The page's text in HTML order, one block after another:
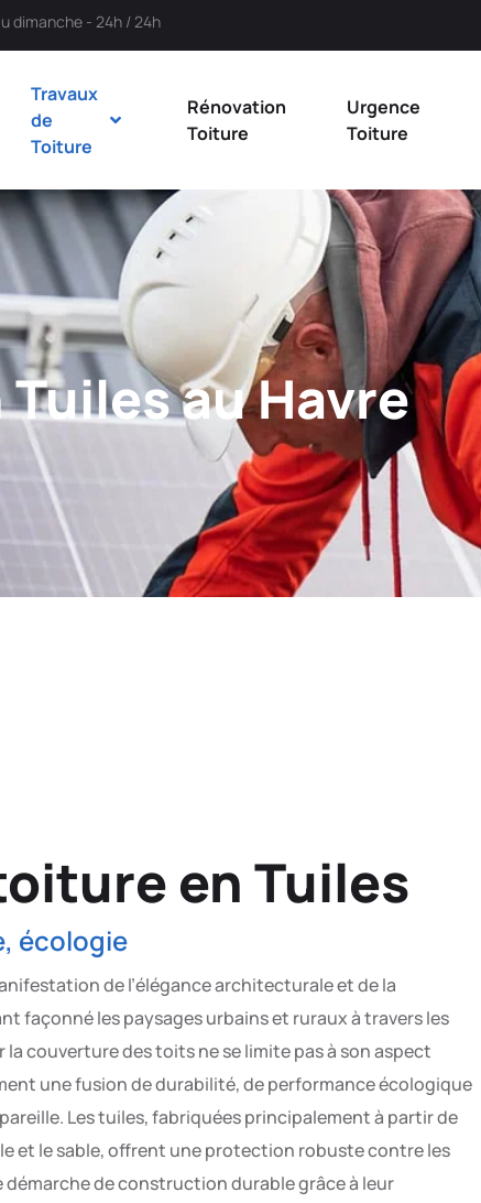
dimanche - 24h / 24h
Travaux
de
Toiture
Rénovation
Toiture
Urgence
Toiture
au Havre
en Tuiles
écologie
de l’élégance architecturale et de la
façonné les paysages urbains et ruraux à travers les
la couverture des toits ne se limite pas à son aspect
une fusion de durabilité, de performance écologique
Les tuiles, fabriquées principalement à partir de
et le sable, offrent une protection robuste contre les
de construction durable grâce à leur